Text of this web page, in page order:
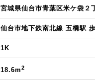
宮城県仙台市青葉区米ケ袋２
仙台市地下鉄南北線 五橋駅
1K
18.6m2